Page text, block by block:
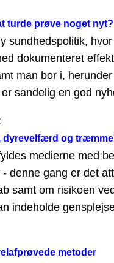
turde prøve noget nyt?
sundhedspolitik,
dokumenteret
man bor i,
sandelig en god
dyrevelfærd og
medierne med
denne gang er det
samt om risikoen
indeholde
metoder